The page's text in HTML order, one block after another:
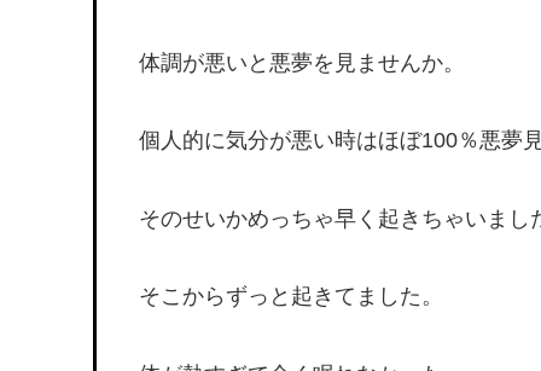
体調が悪いと悪夢を見ませんか。
個人的に気分が悪い時はほぼ100％悪夢見
そのせいかめっちゃ早く起きちゃいまし
そこからずっと起きてました。